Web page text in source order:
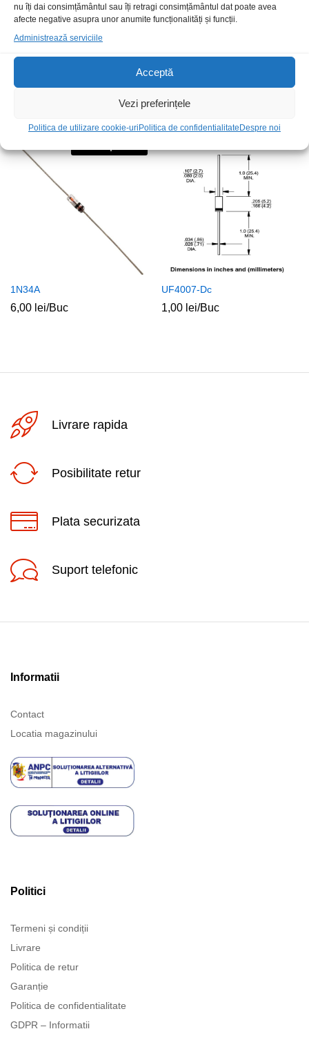
nu îți dai consimțământul sau îți retragi consimțământul dat poate avea
afecte negative asupra unor anumite funcționalități și funcții.
Administrează serviciile
Acceptă
Vezi preferințele
Politica de utilizare cookie-uri Politica de confidentialitate Despre noi
Dioda 70A 1000V N Lamina Dz 1.3W 8V2
1,00lei
1N34A
6,00 lei/Buc
UF4007-Dc
1,00 lei/Buc
Livrare rapida
Posibilitate retur
Plata securizata
Suport telefonic
Informatii
Contact
Locatia magazinului
Politici
Termeni și condiții
Livrare
Politica de retur
Garanție
Politica de confidentialitate
GDPR – Informatii